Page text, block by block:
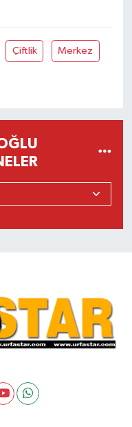
Çiftlik Merkez